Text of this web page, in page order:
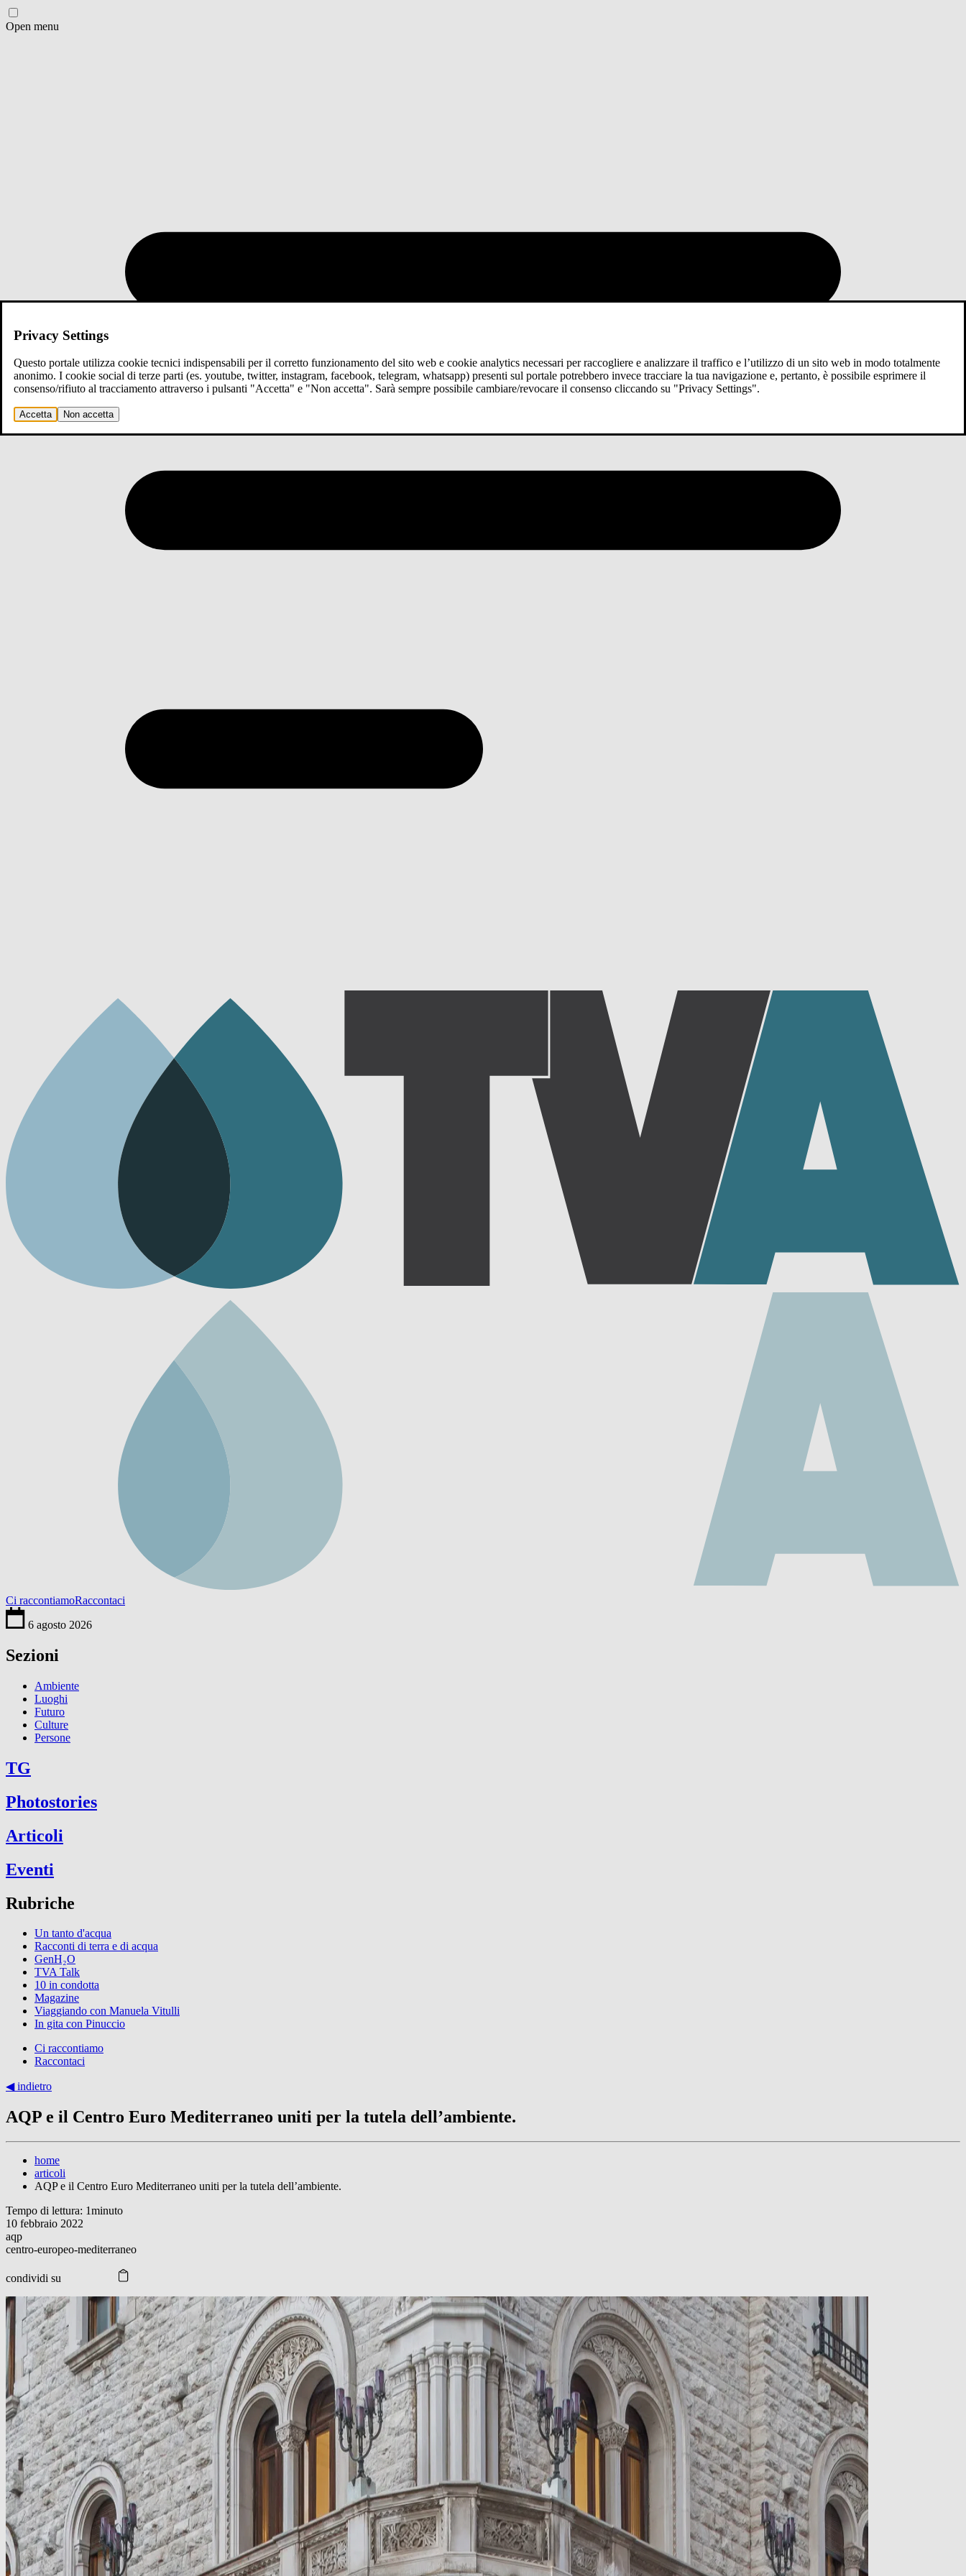
Open menu
Ci raccontiamoRaccontaci
6 agosto 2026
Sezioni
Ambiente
Luoghi
Futuro
Culture
Persone
TG
Photostories
Articoli
Eventi
Rubriche
Un tanto d'acqua
Racconti di terra e di acqua
GenH₂O
TVA Talk
10 in condotta
Magazine
Viaggiando con Manuela Vitulli
In gita con Pinuccio
Ci raccontiamo
Raccontaci
◀︎ indietro
AQP e il Centro Euro Mediterraneo uniti per la tutela dell’ambiente.
home
articoli
AQP e il Centro Euro Mediterraneo uniti per la tutela dell’ambiente.
Tempo di lettura: 1minuto
10 febbraio 2022
aqp
centro-europeo-mediterraneo
condividi su
Privacy Settings
Questo portale utilizza cookie tecnici indispensabili per il corretto funzionamento del sito web e cookie analytics necessari per raccogliere e analizzare il traffico e l’utilizzo di un sito web in modo totalmente
anonimo. I cookie social di terze parti (es. youtube, twitter, instagram, facebook, telegram, whatsapp) presenti sul portale potrebbero invece tracciare la tua navigazione e, pertanto, è possibile esprimere il
consenso/rifiuto al tracciamento attraverso i pulsanti "Accetta" e "Non accetta". Sarà sempre possibile cambiare/revocare il consenso cliccando su "Privacy Settings".
Accetta Non accetta